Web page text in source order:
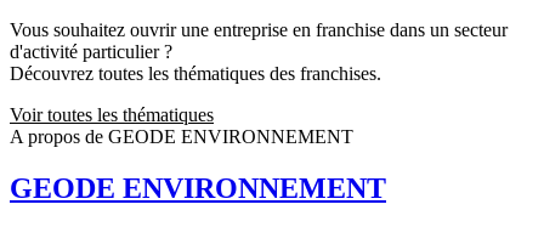
Vous souhaitez ouvrir une entreprise en franchise dans un secteur
d'activité particulier ?
Découvrez toutes les thématiques des franchises.
Voir toutes les thématiques
A propos de GEODE ENVIRONNEMENT
GEODE ENVIRONNEMENT